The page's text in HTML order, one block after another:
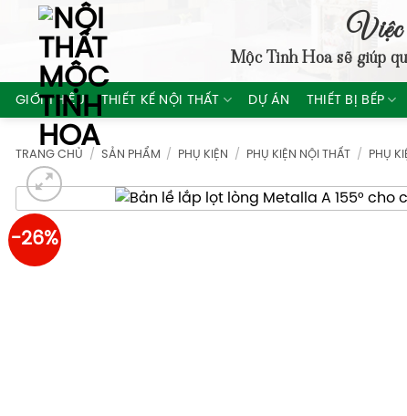
content
Việc
Mộc Tinh Hoasẽ giúp
GIỚI THIỆU THIẾT KẾ NỘI THẤT DỰ ÁN THIẾT BỊ BẾP
TRANG CHỦ / SẢN PHẨM / PHỤ KIỆN / PHỤ KIỆN NỘI THẤT / PHỤ
-26%